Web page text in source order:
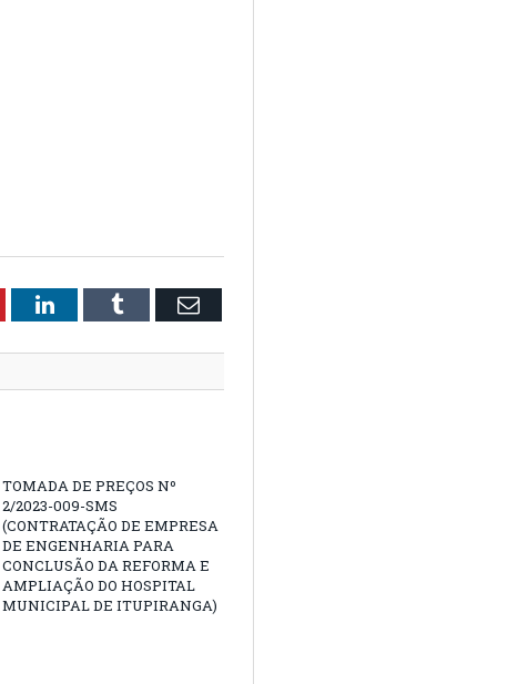
LinkedInTumblr Email
TOMADA DE PREÇOS Nº
2/2023-009-SMS
(CONTRATAÇÃO DE EMPRESA
DE ENGENHARIA PARA
CONCLUSÃO DA REFORMA E
AMPLIAÇÃO DO HOSPITAL
MUNICIPAL DE ITUPIRANGA)